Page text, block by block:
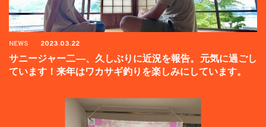
NEWS 2023.03.22
サニージャー二―、久しぶりに近況を報告。元気に過ごし
ています！来年はワカサギ釣りを楽しみにしています。